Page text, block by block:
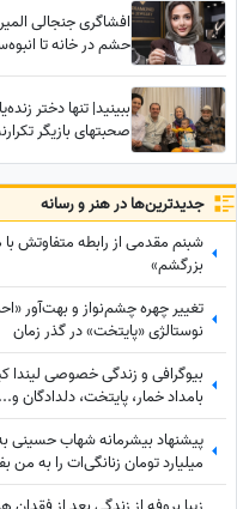
افشاگری جنجالی
حشم در خانه تا
ببینید| تنها دختر
صحبتهای بازیگر
جدید‌ترین‌ها در هنر و رسانه
شبنم مقدمی از رابطه متفاوتش
بزرگشم»
تغییر چهره چشم‌نواز و بهت‌آور
نوستالژی «پایتخت» در گذر زمان
بیوگرافی و زندگی خصوصی لیندا
بامداد خمار، پایتخت،
میلیارد تومان زنانگی‌ات را به
فساد اقتصادی تا...